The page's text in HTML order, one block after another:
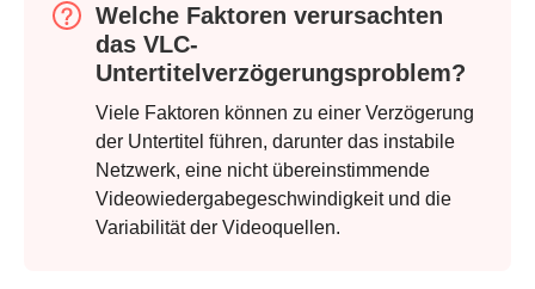
Welche Faktoren verursachten
das VLC-
Untertitelverzögerungsproblem?
Viele Faktoren können zu einer Verzögerung
der Untertitel führen, darunter das instabile
Netzwerk, eine nicht übereinstimmende
Videowiedergabegeschwindigkeit und die
Variabilität der Videoquellen.